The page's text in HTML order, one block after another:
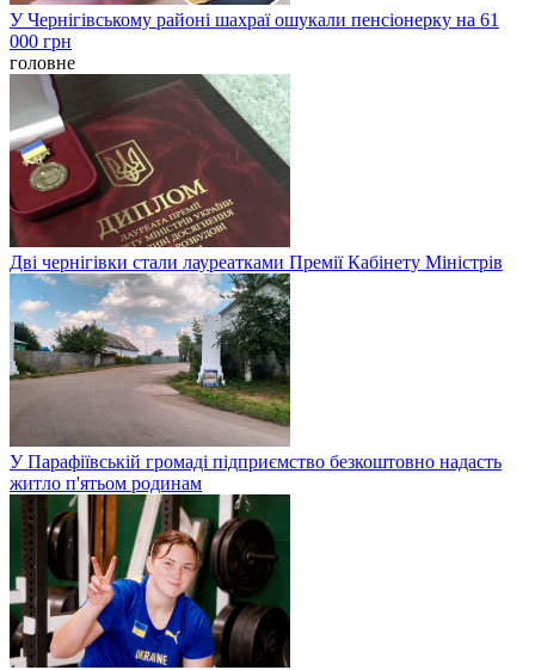
У Чернігівському районі шахраї ошукали пенсіонерку на 61
000 грн
головне
Дві чернігівки стали лауреатками Премії Кабінету Міністрів
У Парафіївській громаді підприємство безкоштовно надасть
житло п'ятьом родинам